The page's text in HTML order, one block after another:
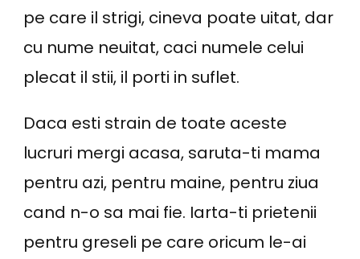
pe care il strigi, cineva poate uitat, dar
cu nume neuitat, caci numele celui
plecat il stii, il porti in suflet.
Daca esti strain de toate aceste
lucruri mergi acasa, saruta-ti mama
pentru azi, pentru maine, pentru ziua
cand n-o sa mai fie. Iarta-ti prietenii
pentru greseli pe care oricum le-ai